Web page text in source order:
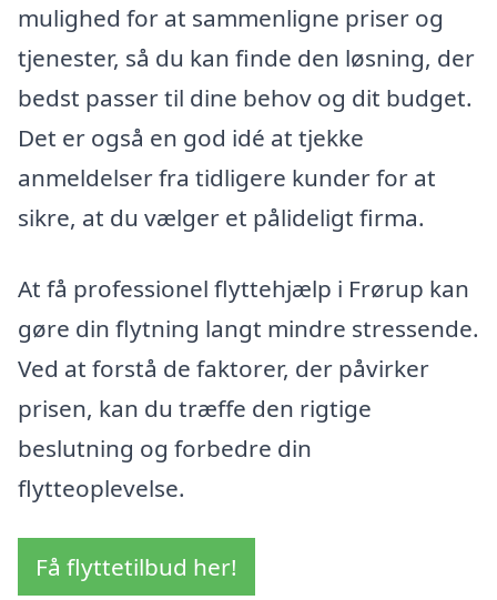
mulighed for at sammenligne priser og
tjenester, så du kan finde den løsning, der
bedst passer til dine behov og dit budget.
Det er også en god idé at tjekke
anmeldelser fra tidligere kunder for at
sikre, at du vælger et pålideligt firma.
At få professionel flyttehjælp i Frørup kan
gøre din flytning langt mindre stressende.
Ved at forstå de faktorer, der påvirker
prisen, kan du træffe den rigtige
beslutning og forbedre din
flytteoplevelse.
Få flyttetilbud her!